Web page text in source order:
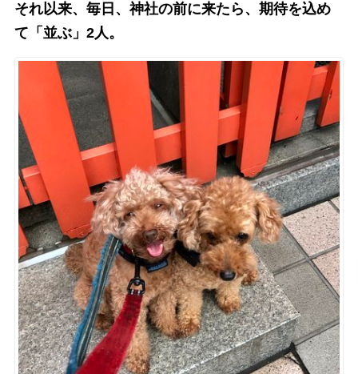
それ以来、毎日、神社の前に来たら、期待を込め
て「並ぶ」2人。